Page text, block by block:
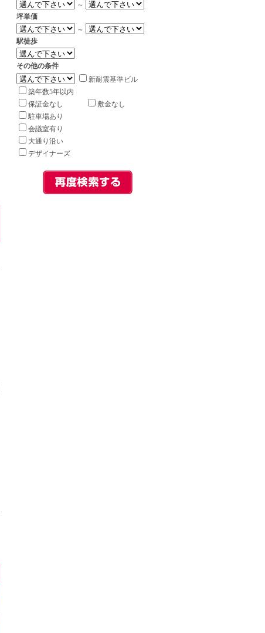
～
坪単価
～
駅徒歩
その他の条件
新耐震基準ビル
築年数5年以内
保証金なし
敷金なし
駐車場あり
会議室有り
大通り沿い
デザイナーズ